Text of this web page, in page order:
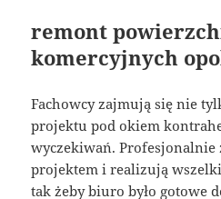
remont
komercyjnych
Fachowcy zajmują się nie
projektu pod okiem
wyczekiwań. Profesjonalnie
projektem i realizują
tak żeby biuro było gotowe